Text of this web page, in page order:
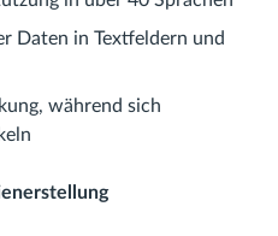
Daten in Textfeldern und
während sich